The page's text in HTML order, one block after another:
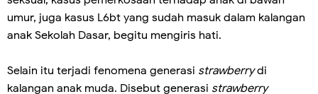
umur, juga kasus L6bt yang sudah masuk dalam kalangan
anak Sekolah Dasar, begitu mengiris hati.
Selain itu terjadi fenomena generasi strawberrydi
kalangan anak muda. Disebut generasi strawberry